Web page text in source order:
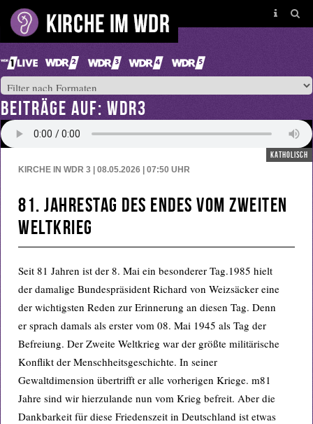
BEITRÄGE AUF: WDR3
katholisch
KIRCHE IN WDR 3 | 08.05.2026 | 07:50 UHR
81. Jahrestag des Endes vom Zweiten
Weltkrieg
Seit 81 Jahren ist der 8. Mai ein besonderer Tag.1985 hielt
der damalige Bundespräsident Richard von Weizsäcker eine
der wichtigsten Reden zur Erinnerung an diesen Tag. Denn
er sprach damals als erster vom 08. Mai 1945 als Tag der
Befreiung. Der Zweite Weltkrieg war der größte militärische
Konflikt der Menschheitsgeschichte. In seiner
Gewaltdimension übertrifft er alle vorherigen Kriege. m81
Jahre sind wir hierzulande nun vom Krieg befreit. Aber die
Dankbarkeit für diese Friedenszeit in Deutschland ist etwas